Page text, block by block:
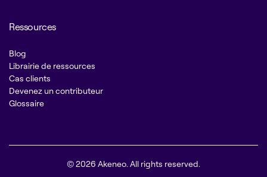
Ressources
Blog
Librairie de ressources
Cas clients
Devenez un contributeur
Glossaire
© 2026 Akeneo. All rights reserved.